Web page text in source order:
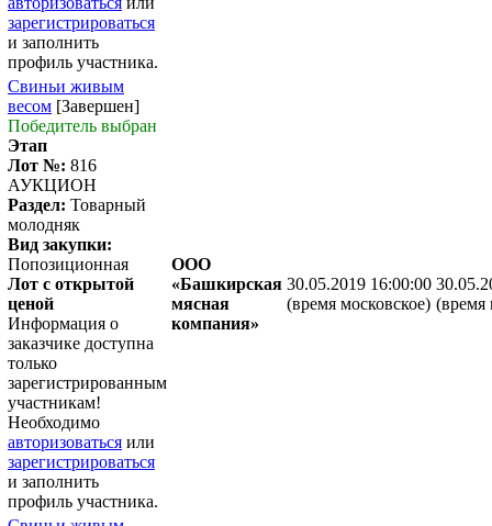
зарегистрироваться
и заполнить
профиль участника.
Свиньи живым
весом [Завершен]
Победитель выбран
Этап
Лот №: 816
АУКЦИОН
Раздел: Товарный
молодняк
Вид закупки:
Попозиционная
Лот с открытой
ценой
Информация о
заказчике доступна
только
зарегистрированным
участникам!
Необходимо
авторизоваться или
зарегистрироваться
и заполнить
профиль участника.
ООО
«Башкирская
мясная
компания»
30.05.2019 16:00:00
(время московское) (время